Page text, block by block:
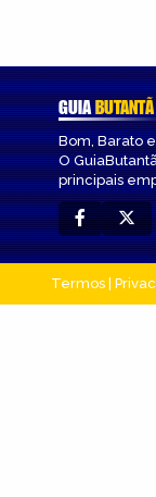
GUIABUTANTÃ
Bom, Barato
O
principais
Termos |